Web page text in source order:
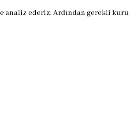
analiz ederiz. Ardından gerekli